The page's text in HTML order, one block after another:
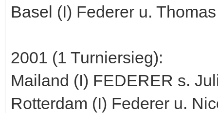
Basel (I) Federer u.
2001 (1 Turniersieg):
Mailand (I) FEDERER s.
Rotterdam (I) Federer u.